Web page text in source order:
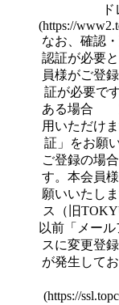
(https://
なお、確認
認証が必要
員様がご登
証が必要で
ある場合 家
用いただけ
証」をお願
ご登録の場
す。本会員
願いいたし
ス（旧
以前「メー
スに変更登
が発生して
(https://